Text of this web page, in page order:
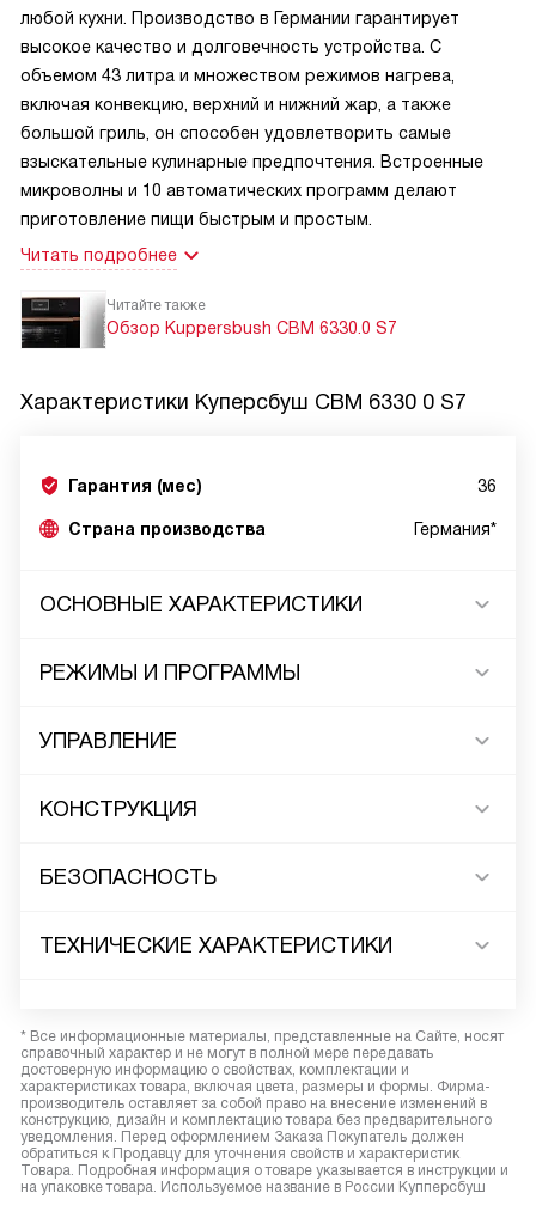
любой кухни. Производство в Германии гарантирует
высокое качество и долговечность устройства. С
объемом 43 литра и множеством режимов нагрева,
включая конвекцию, верхний и нижний жар, а также
большой гриль, он способен удовлетворить самые
взыскательные кулинарные предпочтения. Встроенные
микроволны и 10 автоматических программ делают
приготовление пищи быстрым и простым.
Читать подробнее
Читайте также
Обзор Kuppersbush CBM 6330.0 S7
Характеристики Куперсбуш CBM 6330 0 S7
Гарантия (мес) 36
Страна производства Германия*
ОСНОВНЫЕ ХАРАКТЕРИСТИКИ
РЕЖИМЫ И ПРОГРАММЫ
УПРАВЛЕНИЕ
КОНСТРУКЦИЯ
БЕЗОПАСНОСТЬ
ТЕХНИЧЕСКИЕ ХАРАКТЕРИСТИКИ
* Все информационные материалы, представленные на Сайте, носят
справочный характер и не могут в полной мере передавать
достоверную информацию о свойствах, комплектации и
характеристиках товара, включая цвета, размеры и формы. Фирма-
производитель оставляет за собой право на внесение изменений в
конструкцию, дизайн и комплектацию товара без предварительного
уведомления. Перед оформлением Заказа Покупатель должен
обратиться к Продавцу для уточнения свойств и характеристик
Товара. Подробная информация о товаре указывается в инструкции и
на упаковке товара. Используемое название в России Купперсбуш